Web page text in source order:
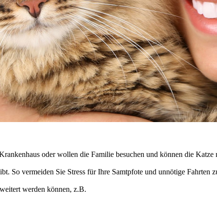
oder wollen die Familie besuchen und können die
So vermeiden Sie Stress für Ihre Samtpfote und unnötige Fahrten
werden können, z.B.